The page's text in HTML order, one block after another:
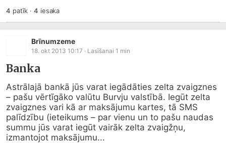
4 patīk ·4 iesaka
Brīnumzeme
18. okt 2013 10:17 · Lasīšanai 1 min
Banka
Astrālajā bankā jūs varat iegādāties zelta zvaigznes
– pašu vērtīgāko valūtu Burvju valstībā. Iegūt zelta
zvaigznes vari kā ar maksājumu kartes, tā SMS
palīdzību (ieteikums – par vienu un to pašu naudas
summu jūs varat iegūt vairāk zelta zvaigžņu,
izmantojot maksājumu...